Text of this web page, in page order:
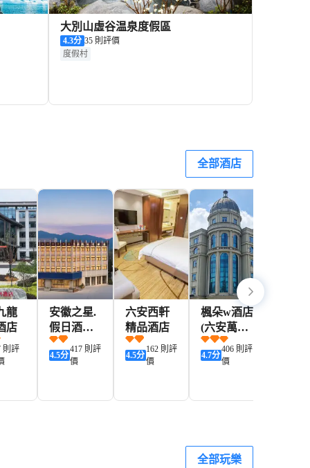
大別山虛谷温泉度假區
4.3分 35 則評價
度假村
全部酒店
龍
店
則評
安徽之星.
假日酒店
(六安大別
山路百大
4.5分
417 則評
價
六安西軒
精品酒店
4.5分
162 則評
價
楓朵w酒店
(六安萬達
廣場紅街
店)
4.7分
406 則評
價
全部玩樂